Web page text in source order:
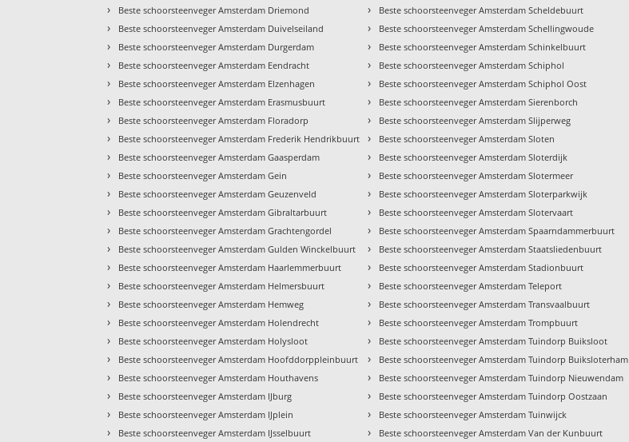
› Beste schoorsteenveger Amsterdam Driemond
› Beste schoorsteenveger Amsterdam Duivelseiland
› Beste schoorsteenveger Amsterdam Durgerdam
› Beste schoorsteenveger Amsterdam Eendracht
› Beste schoorsteenveger Amsterdam Elzenhagen
› Beste schoorsteenveger Amsterdam Erasmusbuurt
› Beste schoorsteenveger Amsterdam Floradorp
› Beste schoorsteenveger Amsterdam Frederik Hendrikbuurt
› Beste schoorsteenveger Amsterdam Gaasperdam
› Beste schoorsteenveger Amsterdam Gein
› Beste schoorsteenveger Amsterdam Geuzenveld
› Beste schoorsteenveger Amsterdam Gibraltarbuurt
› Beste schoorsteenveger Amsterdam Grachtengordel
› Beste schoorsteenveger Amsterdam Gulden Winckelbuurt
› Beste schoorsteenveger Amsterdam Haarlemmerbuurt
› Beste schoorsteenveger Amsterdam Helmersbuurt
› Beste schoorsteenveger Amsterdam Hemweg
› Beste schoorsteenveger Amsterdam Holendrecht
› Beste schoorsteenveger Amsterdam Holysloot
› Beste schoorsteenveger Amsterdam Hoofddorppleinbuurt
› Beste schoorsteenveger Amsterdam Houthavens
› Beste schoorsteenveger Amsterdam IJburg
› Beste schoorsteenveger Amsterdam IJplein
› Beste schoorsteenveger Amsterdam IJsselbuurt
› Beste schoorsteenveger Amsterdam Scheldebuurt
› Beste schoorsteenveger Amsterdam Schellingwoude
› Beste schoorsteenveger Amsterdam Schinkelbuurt
› Beste schoorsteenveger Amsterdam Schiphol
› Beste schoorsteenveger Amsterdam Schiphol Oost
› Beste schoorsteenveger Amsterdam Sierenborch
› Beste schoorsteenveger Amsterdam Slijperweg
› Beste schoorsteenveger Amsterdam Sloten
› Beste schoorsteenveger Amsterdam Sloterdijk
› Beste schoorsteenveger Amsterdam Slotermeer
› Beste schoorsteenveger Amsterdam Sloterparkwijk
› Beste schoorsteenveger Amsterdam Slotervaart
› Beste schoorsteenveger Amsterdam Spaarndammerbuurt
› Beste schoorsteenveger Amsterdam Staatsliedenbuurt
› Beste schoorsteenveger Amsterdam Stadionbuurt
› Beste schoorsteenveger Amsterdam Teleport
› Beste schoorsteenveger Amsterdam Transvaalbuurt
› Beste schoorsteenveger Amsterdam Trompbuurt
› Beste schoorsteenveger Amsterdam Tuindorp Buiksloot
› Beste schoorsteenveger Amsterdam Tuindorp Buiksloterham
› Beste schoorsteenveger Amsterdam Tuindorp Nieuwendam
› Beste schoorsteenveger Amsterdam Tuindorp Oostzaan
› Beste schoorsteenveger Amsterdam Tuinwijck
› Beste schoorsteenveger Amsterdam Van der Kunbuurt